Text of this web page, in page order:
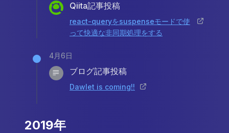
Qiita記事投稿
react-queryをsuspenseモードで使
って快適な非同期処理をする
4月6日
ブログ記事投稿
Dawlet is coming!!
2019年